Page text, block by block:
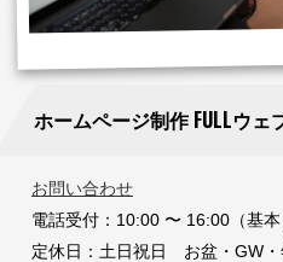
ホームページ制作 FULLウェ
お問い合わせ
電話受付：10:00 〜 16:00（基本
定休日：土日祝日 お盆・GW・